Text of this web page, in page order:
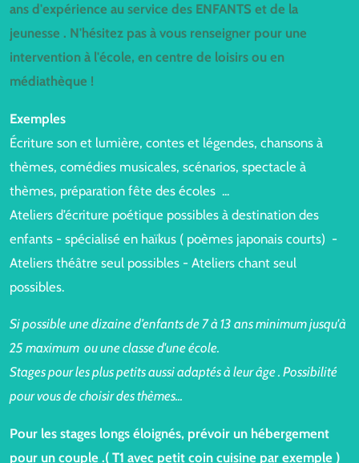
ans d'expérience au service des ENFANTS et de la
jeunesse . N'hésitez pas à vous renseigner pour une
intervention à l'école, en centre de loisirs ou en
médiathèque !
Exemples
Écriture son et lumière, contes et légendes, chansons à
thèmes, comédies musicales, scénarios, spectacle à
thèmes, préparation fête des écoles ...
Ateliers d’écriture poétique possibles à destination des
enfants - spécialisé en haïkus ( poèmes japonais courts) -
Ateliers théâtre seul possibles - Ateliers chant seul
possibles.
Si possible une dizaine d’enfants de 7 à 13 ans minimum jusqu'à
25 maximum ou une classe d'une école.
Stages pour les plus petits aussi adaptés à leur âge . Possibilité
pour vous de choisir des thèmes...
Pour les stages longs éloignés, prévoir un hébergement
pour un couple .( T1 avec petit coin cuisine par exemple )